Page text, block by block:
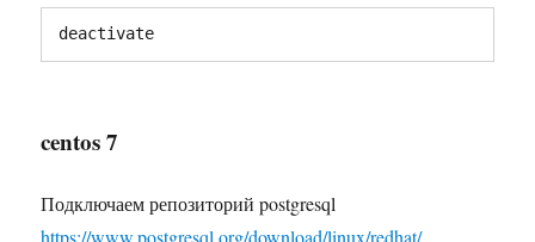
deactivate
centos 7
Подключаем репозиторий postgresql
https://www.postgresql.org/download/linux/redhat/